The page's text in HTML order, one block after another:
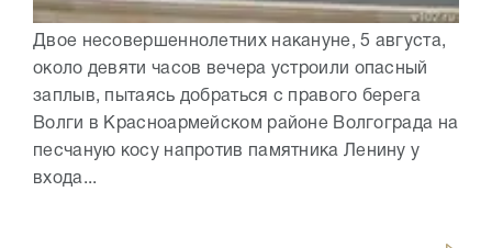
Двое несовершеннолетних накануне, 5 августа,
около девяти часов вечера устроили опасный
заплыв, пытаясь добраться с правого берега
Волги в Красноармейском районе Волгограда на
песчаную косу напротив памятника Ленину у
входа...